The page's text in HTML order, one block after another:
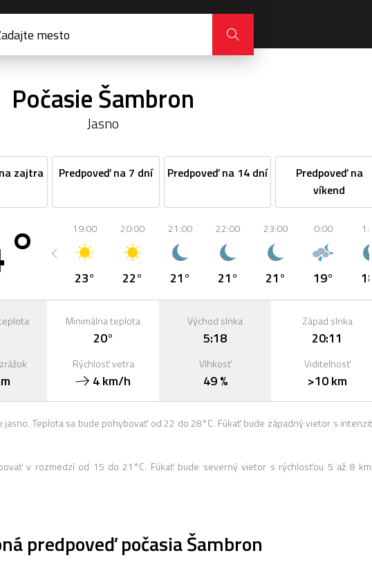
Počasie Šambron
Jasno
zajtra Predpoveď na 7 dní Predpoveď na 14 dní
Predpoveď na
víkend
19:00
23°
20:00
22°
21:00
21°
22:00
21°
23:00
21°
0:00
19° 18°
Minimálna teplota
20°
Rýchlosť vetra
4 km/h
Východ slnka
5:18
Vlhkosť
49 %
Západ slnka
20:11
Viditeľnosť
>10 km
Teplota sa bude pohybovať od 22 do 28°C. Fúkať bude západný vietor s
v rozmedzí od 15 do 21°C. Fúkať bude severný vietor s rýchlosťou 5 až 8
predpoveď počasia Šambron